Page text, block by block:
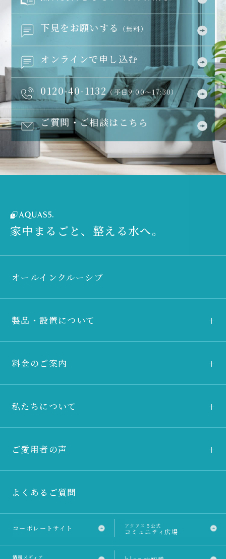
下見をお願いする （無料）
オンラインで申し込む
0120-40-1132（平日9:00～17:30）
ご質問・ご相談はこちら
家中まるごと、整える水へ。
オールインクルーシブ
製品・設置について
料金のご案内
私たちについて
ご愛用者の声
よくあるご質問
コーポレートサイト アクアス５公式
コミュニティ広場
情報メディア